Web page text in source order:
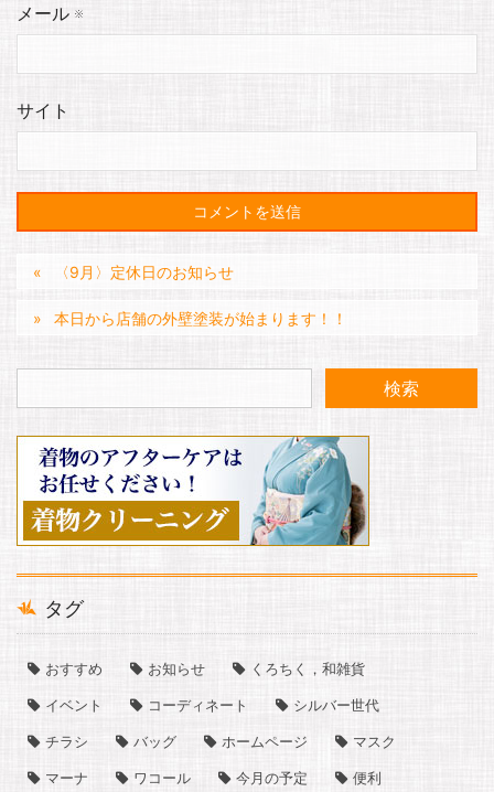
メール ※
サイト
〈9月〉定休日のお知らせ
本日から店舗の外壁塗装が始まります！！
タグ
おすすめ お知らせ くろちく，和雑貨
イベント コーディネート シルバー世代
チラシ バッグ ホームページ マスク
マーナ ワコール 今月の予定 便利